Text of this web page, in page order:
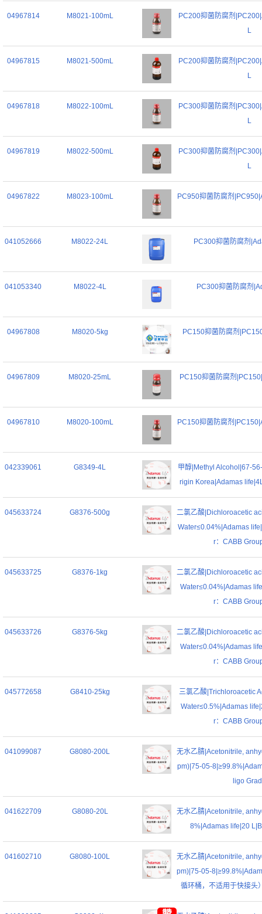
04967814 M8021-100mL
PC200抑菌防腐剂
L
04967815 M8021-500mL
PC200抑菌防腐剂
L
04967818 M8022-100mL
PC300抑菌防腐剂
L
04967819 M8022-500mL
PC300抑菌防腐剂
L
04967822 M8023-100mL PC950抑菌防腐剂
041052666 M8022-24L PC300抑菌防腐剂
041053340 M8022-4L PC300抑菌防腐剂
04967808 M8020-5kg PC150抑菌防腐剂
04967809 M8020-25mL PC150抑菌防腐剂
04967810 M8020-100mL PC150抑菌防腐剂
042339061 G8349-4L
甲醇|Methyl Alcohol|67-
rigin Korea|Adamas
045633724 G8376-500g
二氯乙酸|Dichloroacetic
Water≤0.04%|Adamas
r：CABB
045633725 G8376-1kg
二氯乙酸|Dichloroacetic
Water≤0.04%|Adamas
r：CABB
045633726 G8376-5kg
二氯乙酸|Dichloroacetic
Water≤0.04%|Adamas
r：CABB
045772658 G8410-25kg
三氯乙酸|Trichloroacetic
Water≤0.5%|Adamas
r：CABB
041099087 G8080-200L
无水乙腈|Acetonitrile,
pm)|75-05-
ligo
041622709 G8080-20L
无水乙腈|Acetonitrile,
8%|Adamas life|20
041602710 G8080-100L
无水乙腈|Acetonitrile,
pm)|75-05-
循环桶，不适用于快接头